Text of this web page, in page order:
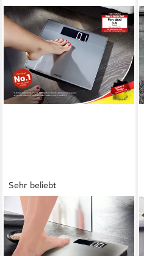
Sehr beliebt
SOEHNLE
Personenwaage Style Sense
Safe 300, 1-tlg., LCD-Anzeige,
flaches Design, bis 180kg,